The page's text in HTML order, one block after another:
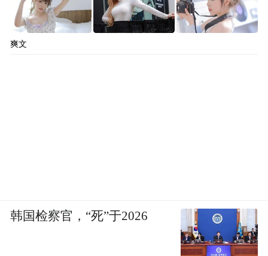
爽文
韩国检察官，“死”于2026